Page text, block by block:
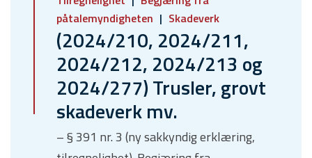
påtalemyndigheten
Skadeverk
(2024/210, 2024/211,
2024/212, 2024/213 og
2024/277) Trusler, grovt
skadeverk mv.
– § 391 nr. 3 (ny sakkyndig erklæring,